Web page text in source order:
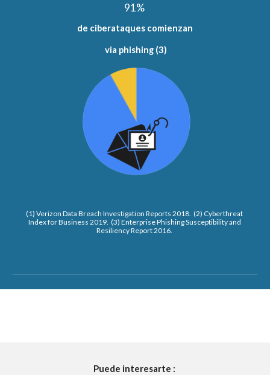
91%
de ciberataques comienzan
via phishing (3)
(1) Verizon Data Breach Investigation Reports 2018.  (2) Cyberthreat
Index for Business 2019.  (3) Enterprise Phishing Susceptibility and
Resiliency Report 2016.
Puede interesarte :